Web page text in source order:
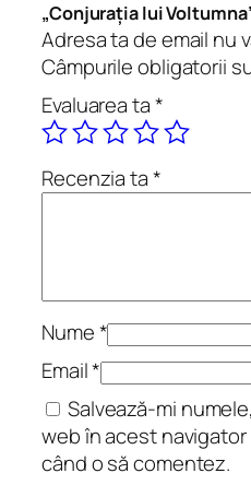
a
ț
a
l
u
i
t
u
m
n
a
„Conjurația lui
Adresa ta de email nu
Câmpurile obligatorii
Evaluarea ta*
Recenzia ta*
Nume*
Email*
Salvează-mi
web în acest
când o să comentez.